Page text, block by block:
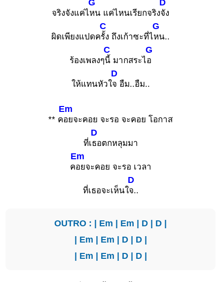
จริงจังแค่ไ
G
หน แค่ไหนเรียกจริง
D
จัง
ผิดเพียงแปดค
C
รั้ง ถึงเก้าซะที่ไ
G
หน..
ร้องเพลงๆ
C
นี้ มากสระไ
G
อ
ให้แทนหัวใ
D
จ อืม..อืม..
** ค
Em
อยจะคอย จะรอ จะคอย โอกาส
ที่เ
D
ธอตกหลุมมา
ค
Em
อยจะคอย จะรอ เวลา
ที่เธอจะเห็นใ
D
จ..
OUTRO : | Em | Em | D | D |
| Em | Em | D| D|
| Em | Em | D| D|